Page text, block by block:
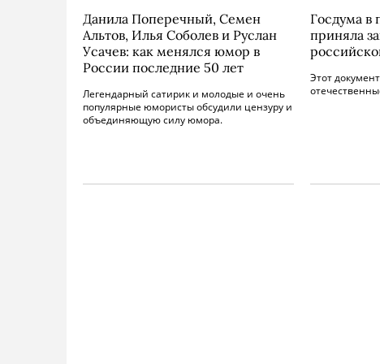
Данила Поперечный, Семен
Альтов, Илья Соболев и Руслан
Усачев: как менялся юмор в
России последние 50 лет
Легендарный сатирик и молодые и очень
популярные юмористы обсудили цензуру и
объединяющую силу юмора.
Госдума в
приняла
Этот